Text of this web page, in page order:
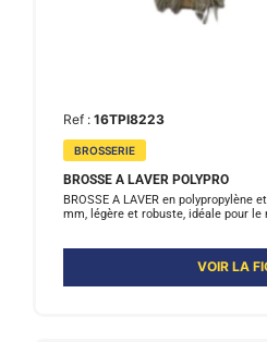
Ref : 16TPI8223
BROSSERIE
BROSSE A LAVER POLYPRO
BROSSE A LAVER en polypropylène
mm, légère et robuste, idéale pour le
VOIR LA